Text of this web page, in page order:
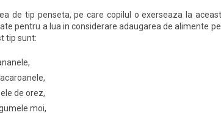
de tip penseta, pe care copilul o exerseaza la
pentru a lua in considerare adaugarea de alimente
tip sunt:
de orez,
moi,